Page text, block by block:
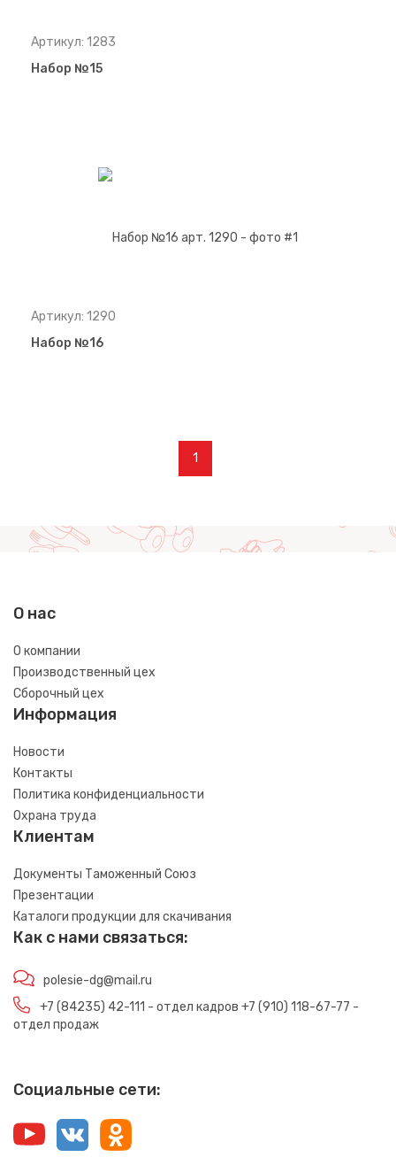
Артикул: 1283
Набор №15
Артикул: 1290
Набор №16
1
О нас
О компании
Производственный цех
Сборочный цех
Информация
Новости
Контакты
Политика конфиденциальности
Охрана труда
Клиентам
Документы Таможенный Союз
Презентации
Каталоги продукции для скачивания
Как с нами связаться:
polesie-dg@mail.ru
+7 (84235) 42-111 - отдел кадров +7 (910) 118-67-77 -
отдел продаж
Социальные сети: